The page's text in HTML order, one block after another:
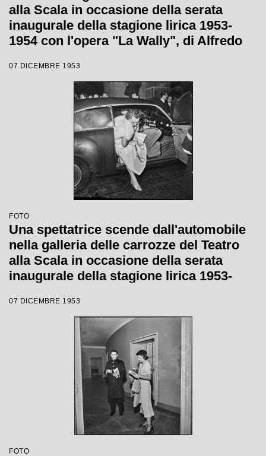
alla Scala in occasione della serata
inaugurale della stagione lirica 1953-
1954 con l'opera "La Wally", di Alfredo
con la regia di Tatiana Pavlova
07 DICEMBRE 1953
FOTO
Una spettatrice scende dall'automobile
nella galleria delle carrozze del Teatro
alla Scala in occasione della serata
inaugurale della stagione lirica 1953-
Catalani, diretta da Carlo Maria Giulini,
con la regia di Tatiana Pavlova
07 DICEMBRE 1953
FOTO